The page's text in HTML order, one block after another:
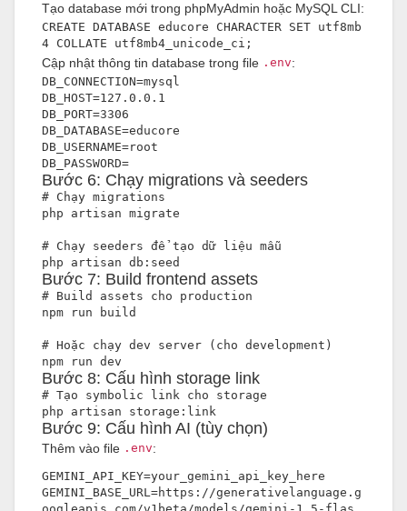
Tạo database mới trong phpMyAdmin hoặc MySQL CLI:
CREATE DATABASE educore CHARACTER SET utf8mb
4 COLLATE utf8mb4_unicode_ci;
Cập nhật thông tin database trong file .env:
DB_CONNECTION=mysql
DB_HOST=127.0.0.1
DB_PORT=3306
DB_DATABASE=educore
DB_USERNAME=root
DB_PASSWORD=
Bước 6: Chạy migrations và seeders
# Chạy migrations
php artisan migrate
# Chạy seeders để tạo dữ liệu mẫu
php artisan db:seed
Bước 7: Build frontend assets
# Build assets cho production
npm run build
# Hoặc chạy dev server (cho development)
npm run dev
Bước 8: Cấu hình storage link
# Tạo symbolic link cho storage
php artisan storage:link
Bước 9: Cấu hình AI (tùy chọn)
Thêm vào file .env:
GEMINI_API_KEY=your_gemini_api_key_here
GEMINI_BASE_URL=https://generativelanguage.g